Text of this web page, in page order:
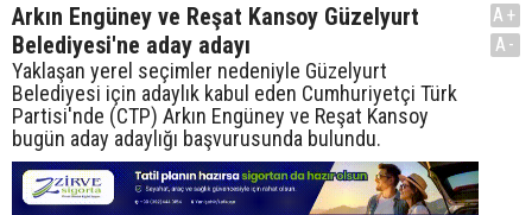
Arkın Engüney ve Reşat Kansoy Güzelyurt
Belediyesi'ne aday adayı
Yaklaşan yerel seçimler nedeniyle Güzelyurt
Belediyesi için adaylık kabul eden Cumhuriyetçi Türk
Partisi'nde (CTP) Arkın Engüney ve Reşat Kansoy
bugün aday adaylığı başvurusunda bulundu.
A+
A-